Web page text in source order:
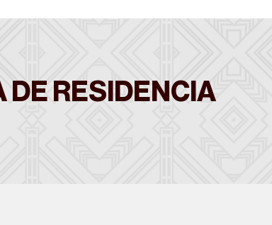
DE RESIDENCIA